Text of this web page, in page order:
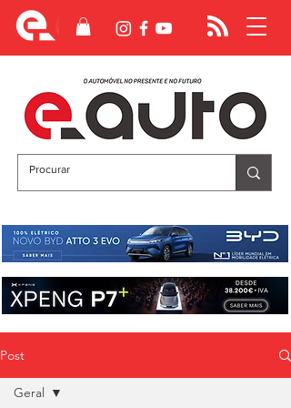
Post
Geral